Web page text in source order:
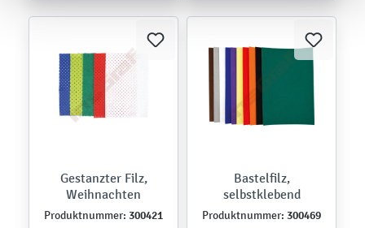
Gestanzter Filz,
Weihnachten
Produktnummer: 300421
Bastelfilz,
selbstklebend
Produktnummer: 300469